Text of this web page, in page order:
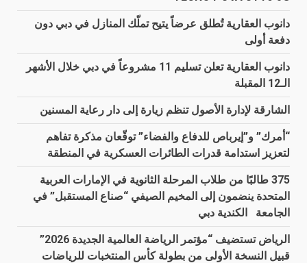
دانوب العقارية تُطلق عرضاً يتيح تملّك المنازل في دبي دون
دفعة أولى
دانوب العقارية تعلن تسليم 11 مشروعاً في دبي خلال الأشهر
الـ12 المقبلة
الشارقة لإدارة الأصول تنظم زيارة إلى دار رعاية المسنين
“أمرك” و”إيرباص للدفاع والفضاء” توقّعان مذكرة تفاهم
لتعزيز استدامة قدرات الطائرات العسكرية في المنطقة
375 طالبًا من طلاب المرحلة الثانوية في الإمارات العربية
المتحدة ينضمون إلى المخيم الصيفي “صناع المستقبل” في
الجامعة الكندية دبي
الرياض تستضيف “مؤتمر الرياضة العالمية الجديدة 2026”
قبيل النسخة الأولى من بطولة كأس المنتخبات للرياضات